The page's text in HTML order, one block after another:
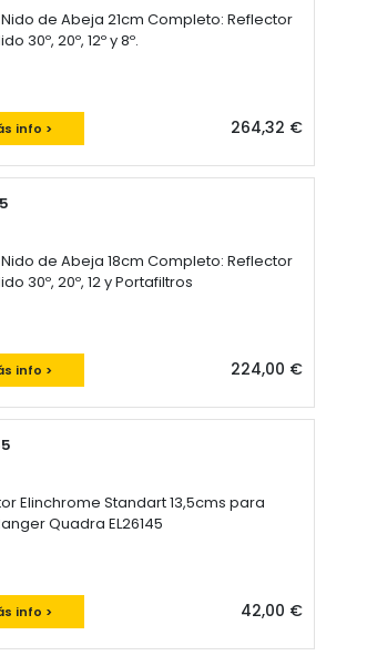
de Abeja 21cm Completo: Reflector
30º, 20º, 12º y 8º.
info > 264,32 €
de Abeja 18cm Completo: Reflector
30º, 20º, 12 y Portafiltros
info > 224,00 €
Elinchrome Standart 13,5cms para
Quadra EL26145
info > 42,00 €